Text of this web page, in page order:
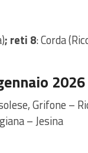
; reti 8: Corda
Grifone –
– Jesina